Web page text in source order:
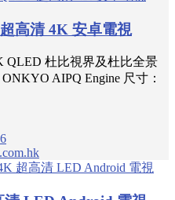
高清 4K 安卓電視
QLED 杜比視界及杜比全景
AIPQ Engine 尺寸：